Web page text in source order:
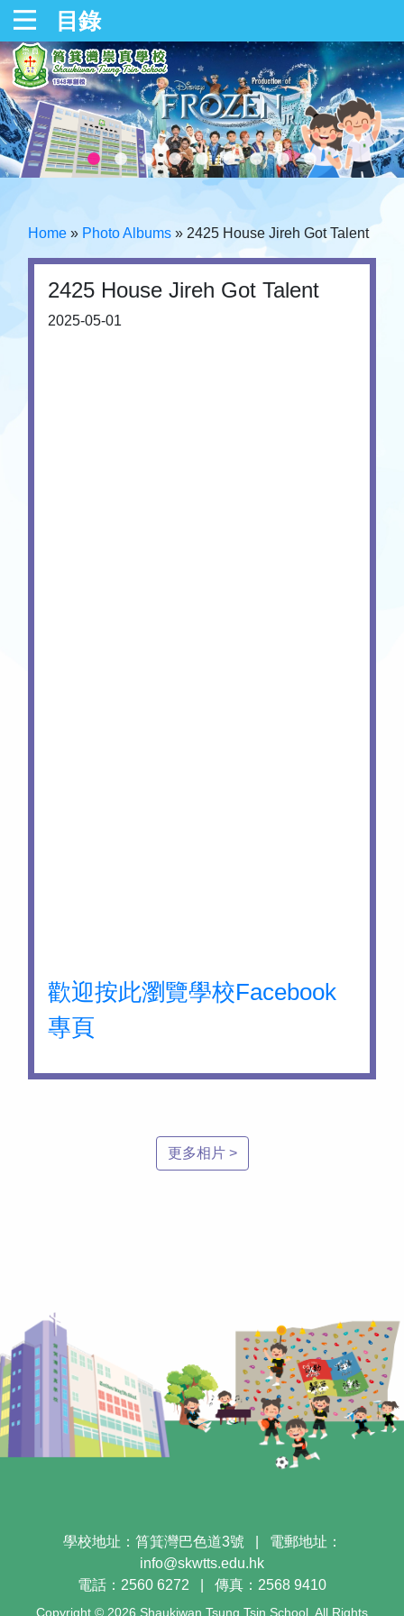
目錄
Home » Photo Albums » 2425 House Jireh Got Talent
2425 House Jireh Got Talent
2025-05-01
歡迎按此瀏覽學校Facebook
專頁
更多相片 >
學校地址：筲箕灣巴色道3號
電郵地址：
info@skwtts.edu.hk
電話：2560 6272
傳真：2568 9410
Copyright © 2026 Shaukiwan Tsung Tsin School. All Rights